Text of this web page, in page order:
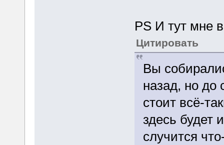
PS И тут мне
Цитировать
Вы
назад, но до
стоит всё-
здесь будет
случится